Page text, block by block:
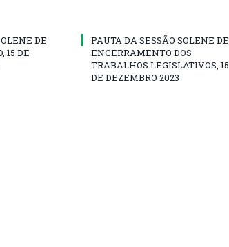
DE
15 DE
PAUTA DA SESSÃO SOLENE DE
ENCERRAMENTO DOS
TRABALHOS LEGISLATIVOS, 15
DE DEZEMBRO 2023